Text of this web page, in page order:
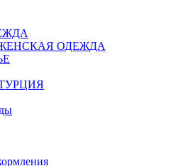
ОДЕЖДА